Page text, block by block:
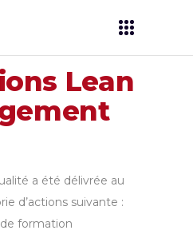
Lean
a été délivrée au
d’actions suivante :
formation